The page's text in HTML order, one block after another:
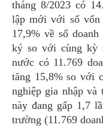
tháng 8/2023 có
lập mới với số vốn
17,9% về số
ký so với cùng kỳ
nước có 11.769
tăng 15,8% so với
nghiệp gia nhập và
này đang gấp 1,7
trường (11.769